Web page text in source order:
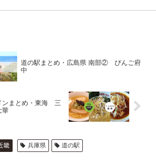
道の駅まとめ・広島県 南部② びんご府
中
ンまとめ・東海 三
畿 兵庫県 道の駅